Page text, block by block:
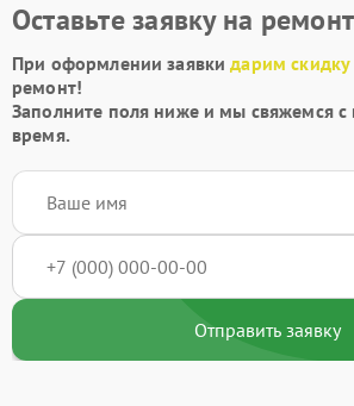
Оставьте заявку на ремонт
При оформлении заявкидарим
ремонт!
Заполните поля ниже и мы свяжемся
время.
Отправить заявку